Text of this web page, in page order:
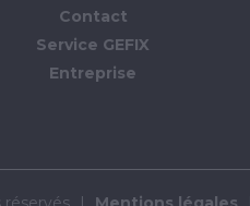
Contact
Service GEFIX
Entreprise